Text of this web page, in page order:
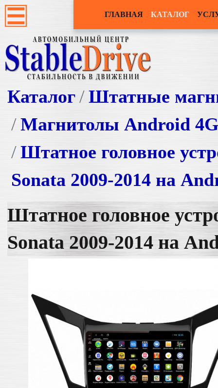
ГЛАВНАЯ КАТАЛОГ
Каталог
Штатные
Магнитолы Android
Штатное головное
Sonata 2009-2014 на
Штатное головное
Sonata 2009-2014 на